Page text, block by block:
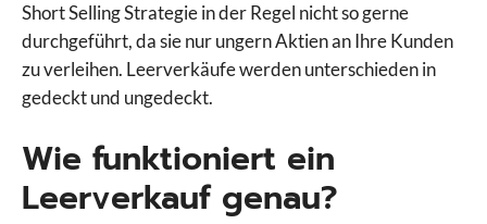
Short Selling Strategie in der Regel nicht so gerne
durchgeführt, da sie nur ungern Aktien an Ihre Kunden
zu verleihen. Leerverkäufe werden unterschieden in
gedeckt und ungedeckt.
Wie funktioniert ein
Leerverkauf genau?